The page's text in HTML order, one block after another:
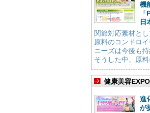
機
日
関節対応素材と
原料のコンドロ
ニーズは今後も
そうした中、原
健康美容
進
が